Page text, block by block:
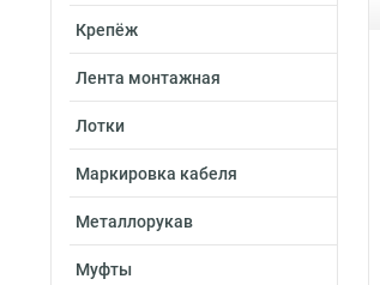
Крепёж
Лента монтажная
Лотки
Маркировка кабеля
Металлорукав
Муфты